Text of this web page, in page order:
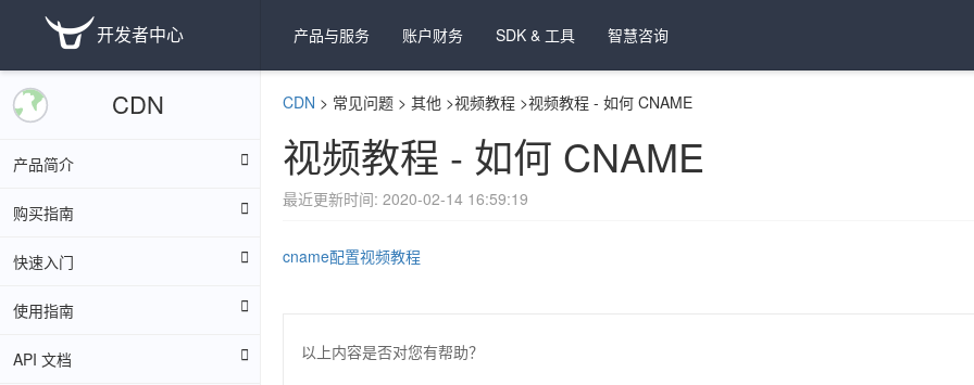
开发者中心 产品与服务 账户财务 SDK & 工具 智慧咨询
CDN
产品简介
购买指南
快速入门
使用指南
API 文档
CDN > 常见问题 > 其他 >视频教程 >视频教程 - 如何 CNAME
视频教程 - 如何 CNAME
最近更新时间: 2020-02-14 16:59:19
cname配置视频教程
以上内容是否对您有帮助？